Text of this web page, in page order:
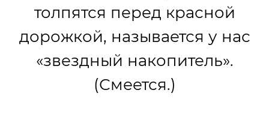
толпятся перед красной
дорожкой, называется у нас
«звездный накопитель».
(Смеется.)